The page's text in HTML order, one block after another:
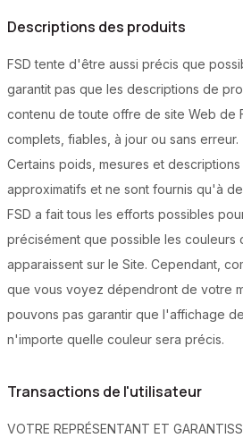
Descriptions des produits
FSD tente d'être aussi précis que
garantit pas que les descriptions de
contenu de toute offre de site Web de
complets, fiables, à jour ou sans erreur.
Certains poids, mesures et
approximatifs et ne sont fournis qu'à
FSD a fait tous les efforts possibles
précisément que possible les couleurs
apparaissent sur le Site. Cependant,
que vous voyez dépendront de votre
pouvons pas garantir que l'affichage
n'importe quelle couleur sera précis.
Transactions de l'utilisateur
VOTRE REPRÉSENTANT ET